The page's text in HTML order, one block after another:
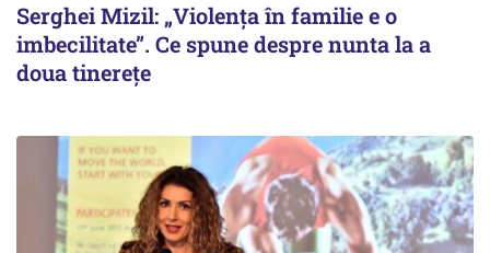
Serghei Mizil: „Violența în familie e o
imbecilitate”. Ce spune despre nunta la a
doua tinerețe